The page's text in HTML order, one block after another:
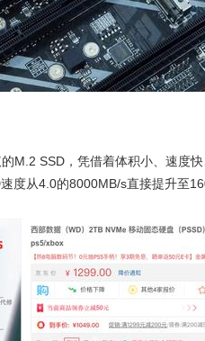
M.2 SSD，凭借着体积小、速度
度从4.0的8000MB/s直接提升至